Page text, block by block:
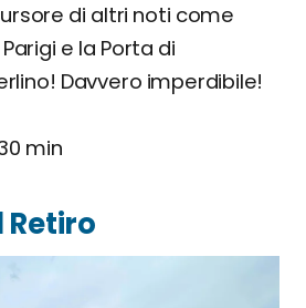
di altri noti come
e la Porta di
Davvero imperdibile!
min
Retiro